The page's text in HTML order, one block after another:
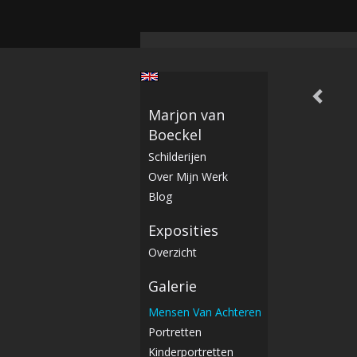
Marjon van
Boeckel
Schilderijen
Over Mijn Werk
Blog
Exposities
Overzicht
Galerie
Mensen Van Achteren
Portretten
Kinderportretten